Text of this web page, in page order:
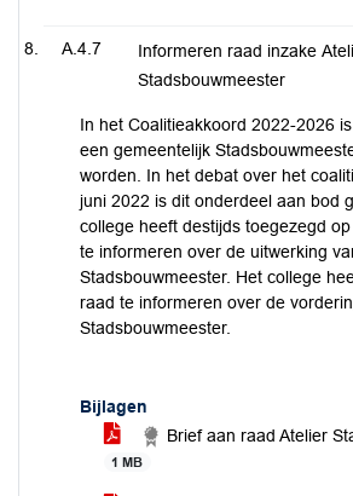
A.4.7
Informeren raad inzake
Stadsbouwmeester
In het Coalitieakkoord 2022-2026
een gemeentelijk
worden. In het debat over het
juni 2022 is dit onderdeel aan bod
college heeft destijds toegezegd
te informeren over de uitwerking
Stadsbouwmeester. Het college
raad te informeren over de
Stadsbouwmeester.
Bijlagen
Brief aan raad Atelier
1 MB